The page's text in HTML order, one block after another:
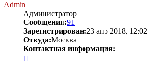
Admin
Администратор
Сообщения:91
Зарегистрирован:23 апр 2018, 12:02
Откуда:Москва
Контактная информация: